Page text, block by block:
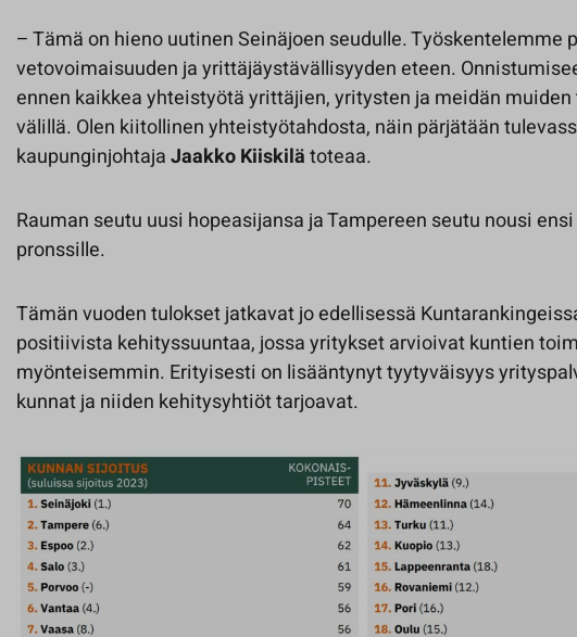
– Tämä on hieno uutinen Seinäjoen seudulle. Työskentelemme
vetovoimaisuuden ja yrittäjäystävällisyyden eteen.
ennen kaikkea yhteistyötä yrittäjien, yritysten ja meidän
välillä. Olen kiitollinen yhteistyötahdosta, näin pärjätään
kaupunginjohtajaJaakko Kiiskilätoteaa.
Rauman seutu uusi hopeasijansa ja Tampereen seutu nousi
pronssille.
Tämän vuoden tulokset jatkavat jo edellisessä
positiivista kehityssuuntaa, jossa yritykset arvioivat kuntien
myönteisemmin. Erityisesti on lisääntynyt tyytyväisyys
kunnat ja niiden kehitysyhtiöt tarjoavat.